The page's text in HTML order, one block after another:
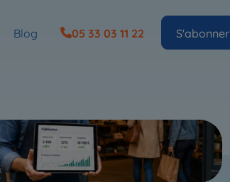
Blog 05 33 03 11 22 S'abonner